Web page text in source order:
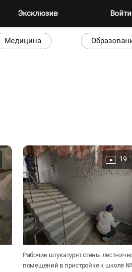
Эксклюзив Войти
Медицина
19
Рабочие штукатурят стены
помещений в пристройке к школе №